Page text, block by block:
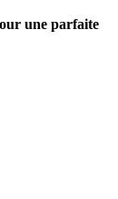
une parfaite